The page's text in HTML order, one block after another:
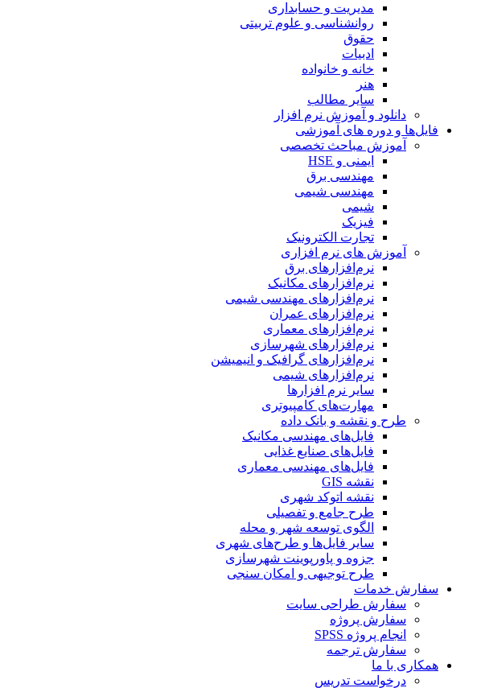
مدیریت و حسابداری
روانشناسی و علوم تربیتی
حقوق
ادبیات
خانه و خانواده
هنر
سایر مطالب
دانلود و آموزش نرم افزار
فایل‌ها و دوره های آموزشی
آموزش مباحث تخصصی
ایمنی و HSE
مهندسی برق
مهندسی شیمی
شیمی
فیزیک
تجارت الکترونیک
آموزش های نرم افزاری
نرم‌افزارهای برق
نرم‌افزارهای مکانیک
نرم‌افزارهای مهندسی شیمی
نرم‌افزارهای عمران
نرم‌افزارهای معماری
نرم‌افزارهای شهرسازی
نرم‌افزارهای گرافیک و انیمیشن
نرم‌افزارهای شیمی
سایر نرم افزارها
مهارت‌های کامپیوتری
طرح و نقشه و بانک داده
فایل‌های مهندسی مکانیک
فایل‌های صنایع غذایی
فایل‌های مهندسی معماری
نقشه GIS
نقشه اتوکد شهری
طرح جامع و تفصیلی
الگوی توسعه شهر و محله
سایر فایل‌ها و طرح‌های شهری
جزوه و پاورپوینت شهرسازی
طرح توجیهی و امکان سنجی
سفارش خدمات
سفارش طراحی سایت
سفارش پروژه
انجام پروژه SPSS
سفارش ترجمه
همکاری با ما
درخواست تدریس